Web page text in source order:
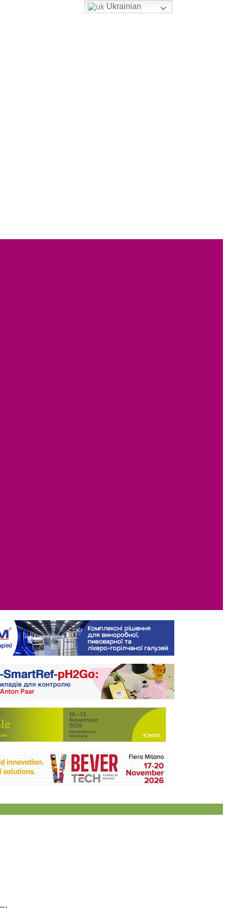
Ukrainian